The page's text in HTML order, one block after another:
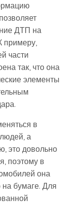
ДТП на
примеру,
части
так, что она
элементы
в
а
это довольно
поэтому в
она
на бумаге. Для